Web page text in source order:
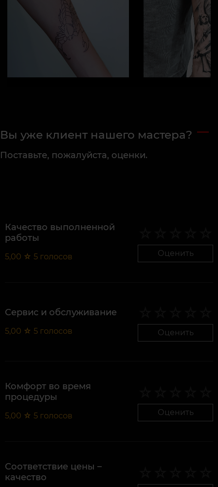
Вы уже клиент нашего мастера?
Поставьте, пожалуйста, оценки.
Качество выполненной
работы
5,00 ☆ 5 голосов Оценить
Сервис и обслуживание
5,00 ☆ 5 голосов Оценить
Комфорт во время
процедуры
5,00 ☆ 5 голосов Оценить
Соответствие цены –
качество